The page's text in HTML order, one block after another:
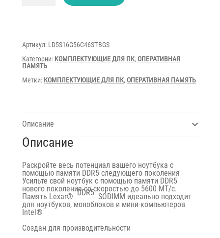
5600Mhz
Lexar
for
notebook
Артикул: LD5S16G56C46ST-BGS
Категории: КОМПЛЕКТУЮЩИЕ ДЛЯ ПК, ОПЕРАТИВНАЯ
ПАМЯТЬ
Метки: КОМПЛЕКТУЮЩИЕ ДЛЯ ПК, ОПЕРАТИВНАЯ ПАМЯТЬ
Описание
Описание
Раскройте весь потенциал вашего ноутбука с
помощью памяти DDR5 следующего поколения
Усильте свой ноутбук с помощью памяти DDR5
нового поколения со скоростью до 5600 МТ/с.
Память Lexar® DDR5 SODIMM идеально подходит
для ноутбуков, моноблоков и мини-компьютеров
Intel®
Создан для производительности